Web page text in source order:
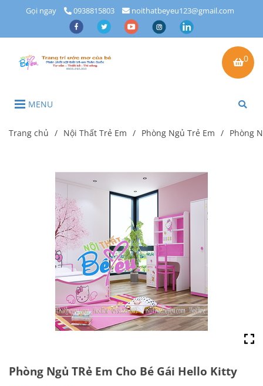
Gọi ngay 0938815803 noithatbeyeu123@gmail.com
0
MENU
Trang chủ / Nội Thất Trẻ Em / Phòng Ngủ Trẻ Em / Phòng
Phòng Ngủ TRẻ Em Cho Bé Gái Hello Kitty